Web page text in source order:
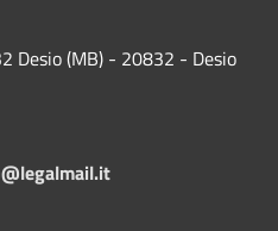
Desio (MB) - 20832 - Desio